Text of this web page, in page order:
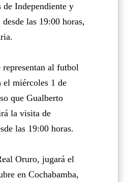
de Independiente y
las 19:00 horas,
al futbol
el miércoles 1 de
que Gualberto
la visita de
las 19:00 horas.
Oruro, jugará el
en Cochabamba,